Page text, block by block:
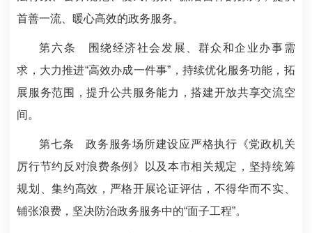
首善一流、暖心高效的政务服务。
第六条
围绕经济社会发展、群众和企业办事需
求，大力推进“高效办成一件事”，持续优化服务功能，拓
展服务范围，提升公共服务能力，搭建开放共享交流空
间。
第七条 政务服务场所建设应严格执行《党政机关
厉行节约反对浪费条例》以及本市相关规定，坚持统筹
规划、集约高效，严格开展论证评估，不得华而不实、
铺张浪费，坚决防治政务服务中的“面子工程”。